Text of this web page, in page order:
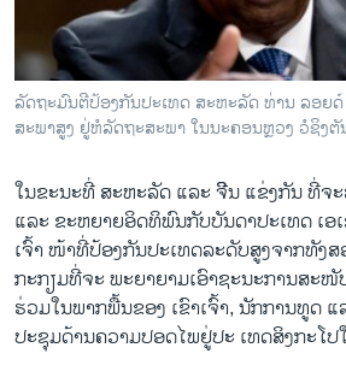
ພາສາອັງກິດ
ວີດີໂອ
ສຽງ
ຕິດຕາມພວກເຮົາ ທີ່
ພາສາຕ່າງໆ
ລັດຖະມົນຕີປ້ອງກັນປະເທດ ສະຫະລັດ ທ່ານ ລອຍ
ສະພາສູງ ຢູ່ຫໍລັດຖະສະພາ ໃນນະຄອນຫຼວງ ວໍຊິງຕັ
ໃນຂະນະທີ່ ສະຫະລັດ ແລະ ຈີີນ ແຂ່ງກັນ ທີ່ຈ
ແລະ ຂະຫຍາຍອິດທິພົນກັບບັນດາປະເທດ ເ
ເຈົ້າ ໜ້າທີ່ປ້ອງກັນປະເທດລະດັບສູງຈາກທັງ
ກະກຽມທີ່ຈະ ພະຍາຍາມເອົາຊະນະການສະ
ຮ່ວມໃນພາກພື້ນຂອງ ເຂົາເຈົ້າ, ນັກການທູດ
ປະຊຸມດ້ານຄວາມປອດໄພຢູ່ປະ ເທດສິງກະໂ